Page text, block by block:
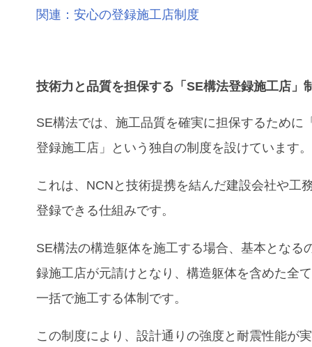
関連：安心の登録施工店制度
技術力 と 品質を担保する「SE構法登録施工店 」
SE構法では、施工品質を確実に担保するために
登録施工店」という独自の制度を設けています。
これは、NCNと技術提携を結んだ建設会社や工
登録できる仕組みです。
SE構法の構造躯体を施工する場合、基本となる
録施工店が元請けとなり、構造躯体を含めた全
一括で施工する体制です。
この制度により、設計通りの強度と耐震性能が